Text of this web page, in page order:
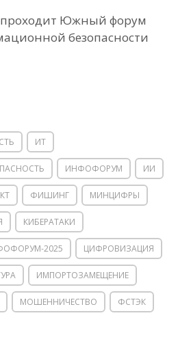
Южный форум
безопасности
ИТ
ИНФОФОРУМ ИИ
ФИШИНГ МИНЦИФРЫ
КИБЕРАТАКИ
2025 ЦИФРОВИЗАЦИЯ
ИМПОРТОЗАМЕЩЕНИЕ
МОШЕННИЧЕСТВО ФСТЭК